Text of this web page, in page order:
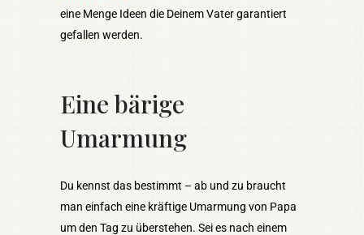
eine Menge Ideen die Deinem Vater garantiert
gefallen werden.
Eine bärige
Umarmung
Du kennst das bestimmt – ab und zu braucht
man einfach eine kräftige Umarmung von Papa
um den Tag zu überstehen. Sei es nach einem